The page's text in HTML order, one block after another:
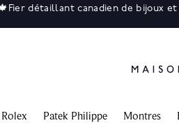
Fier détaillant canadien de bijoux et
Rolex Patek Philippe Montres